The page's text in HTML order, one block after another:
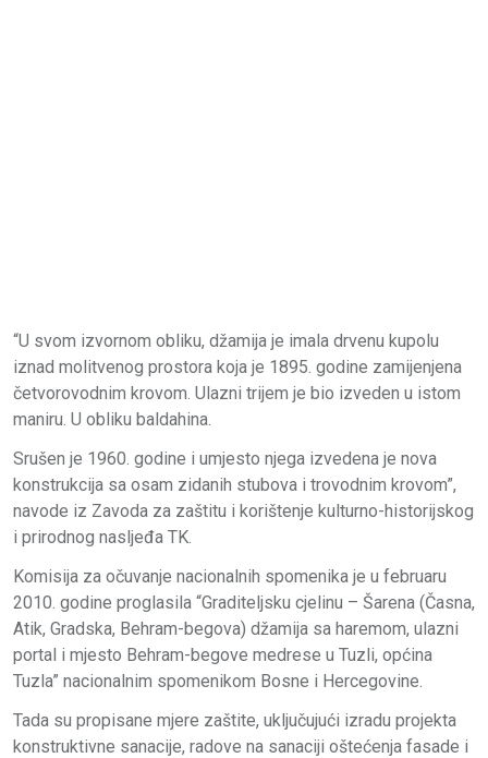
“U svom izvornom obliku, džamija je imala drvenu kupolu
iznad molitvenog prostora koja je 1895. godine zamijenjena
četvorovodnim krovom. Ulazni trijem je bio izveden u istom
maniru. U obliku baldahina.
Srušen je 1960. godine i umjesto njega izvedena je nova
konstrukcija sa osam zidanih stubova i trovodnim krovom”,
navode iz Zavoda za zaštitu i korištenje kulturno-historijskog
i prirodnog nasljeđa TK.
Komisija za očuvanje nacionalnih spomenika je u februaru
2010. godine proglasila “Graditeljsku cjelinu – Šarena (Časna,
Atik, Gradska, Behram-begova) džamija sa haremom, ulazni
portal i mjesto Behram-begove medrese u Tuzli, općina
Tuzla” nacionalnim spomenikom Bosne i Hercegovine.
Tada su propisane mjere zaštite, uključujući izradu projekta
konstruktivne sanacije, radove na sanaciji oštećenja fasade i